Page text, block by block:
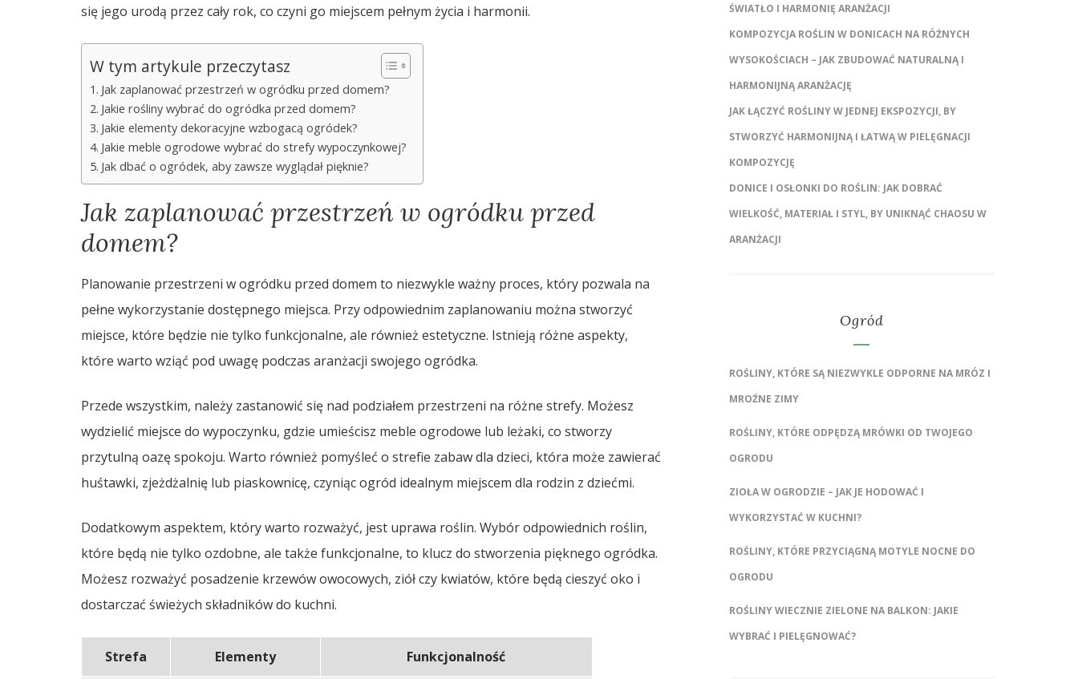
się jego urodą przez cały rok, co czyni go miejscem pełnym życia i harmonii.
W tym artykule przeczytasz
Jak zaplanować przestrzeń w ogródku przed domem?
Jakie rośliny wybrać do ogródka przed domem?
Jakie elementy dekoracyjne wzbogacą ogródek?
Jakie meble ogrodowe wybrać do strefy wypoczynkowej?
Jak dbać o ogródek, aby zawsze wyglądał pięknie?
Jak zaplanować przestrzeń w ogródku przed
domem?
Planowanie przestrzeni w ogródku przed domem to niezwykle ważny proces, który pozwala na
pełne wykorzystanie dostępnego miejsca. Przy odpowiednim zaplanowaniu można stworzyć
miejsce, które będzie nie tylko funkcjonalne, ale również estetyczne. Istnieją różne aspekty,
które warto wziąć pod uwagę podczas aranżacji swojego ogródka.
Przede wszystkim, należy zastanowić się nad podziałem przestrzeni na różne strefy. Możesz
wydzielić miejsce do wypoczynku, gdzie umieścisz meble ogrodowe lub leżaki, co stworzy
przytulną oazę spokoju. Warto również pomyśleć o strefie zabaw dla dzieci, która może zawierać
huśtawki, zjeżdżalnię lub piaskownicę, czyniąc ogród idealnym miejscem dla rodzin z dziećmi.
Dodatkowym aspektem, który warto rozważyć, jest uprawa roślin. Wybór odpowiednich roślin,
które będą nie tylko ozdobne, ale także funkcjonalne, to klucz do stworzenia pięknego ogródka.
Możesz rozważyć posadzenie krzewów owocowych, ziół czy kwiatów, które będą cieszyć oko i
dostarczać świeżych składników do kuchni.
Strefa Elementy Funkcjonalność
ŚWIATŁO I HARMONIĘ ARANŻACJI
KOMPOZYCJA ROŚLIN W DONICACH NA RÓŻNYCH
WYSOKOŚCIACH – JAK ZBUDOWAĆ NATURALNĄ I
HARMONIJNĄ ARANŻACJĘ
JAK ŁĄCZYĆ ROŚLINY W JEDNEJ EKSPOZYCJI, BY
STWORZYĆ HARMONIJNĄ I ŁATWĄ W PIELĘGNACJI
KOMPOZYCJĘ
DONICE I OSŁONKI DO ROŚLIN: JAK DOBRAĆ
WIELKOŚĆ, MATERIAŁ I STYL, BY UNIKNĄĆ CHAOSU W
ARANŻACJI
Ogród
ROŚLINY, KTÓRE SĄ NIEZWYKLE ODPORNE NA MRÓZ I
MROŹNE ZIMY
ROŚLINY, KTÓRE ODPĘDZĄ MRÓWKI OD TWOJEGO
OGRODU
ZIOŁA W OGRODZIE – JAK JE HODOWAĆ I
WYKORZYSTAĆ W KUCHNI?
ROŚLINY, KTÓRE PRZYCIĄGNĄ MOTYLE NOCNE DO
OGRODU
ROŚLINY WIECZNIE ZIELONE NA BALKON: JAKIE
WYBRAĆ I PIELĘGNOWAĆ?